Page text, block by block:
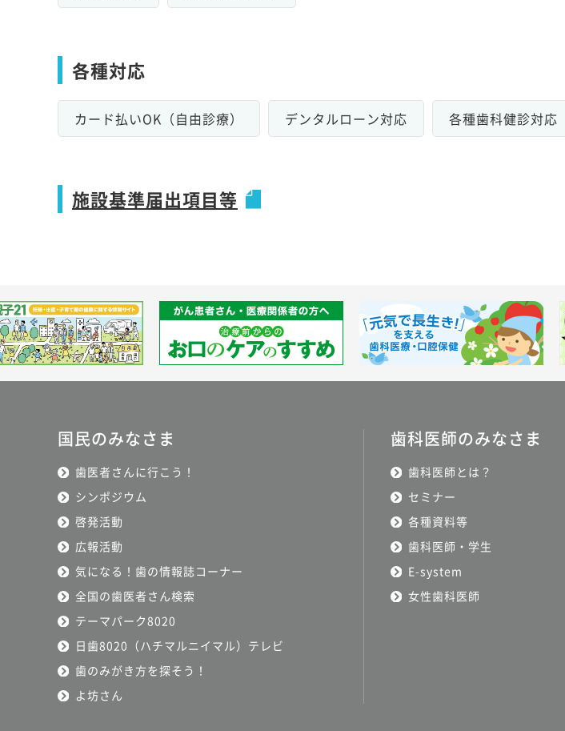
各種対応
カード払いOK（自由診療） デンタルローン対応 各種歯科健診対応
施設基準届出項目等
国民のみなさま
歯医者さんに行こう！
シンポジウム
啓発活動
広報活動
気になる！歯の情報誌コーナー
全国の歯医者さん検索
テーマパーク8020
日歯8020（ハチマルニイマル）テレビ
歯のみがき方を探そう！
よ坊さん
歯科医師のみなさま
歯科医師とは？
セミナー
各種資料等
歯科医師・学生
E-system
女性歯科医師